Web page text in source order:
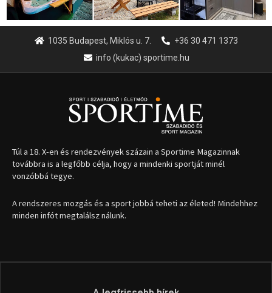
1035 Budapest, Miklós u. 7.
+36 30 471 1373
info (kukac) sportime.hu
Túl a 18. X-en és rendezvények százain a Sportime Magazinnak
továbbra is a legfőbb célja, hogy a mindenki sportját minél
vonzóbbá tegye.
A rendszeres mozgás és a sport jobbá teheti az életed! Mindehhez
minden infót megtalálsz nálunk.